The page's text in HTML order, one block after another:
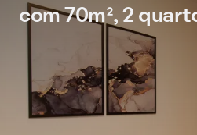
com 70m², 2